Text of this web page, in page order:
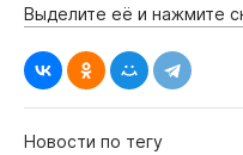
Выделите её и нажмите
Новости по тегу